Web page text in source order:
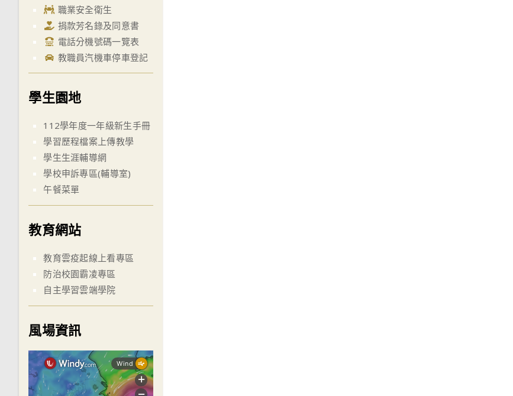
職業安全衛生
捐款芳名錄及同意書
電話分機號碼一覽表
教職員汽機車停車登記
學生園地
112學年度一年級新生手冊
學習歷程檔案上傳教學
學生生涯輔導網
學校申訴專區(輔導室)
午餐菜單
教育網站
教育雲疫起線上看專區
防治校園霸凌專區
自主學習雲端學院
風場資訊